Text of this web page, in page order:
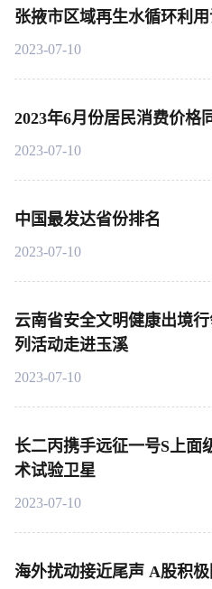
张掖市区域再生水循环利
2023-07-10
2023年6月份居民消费价格
2023-07-10
中国最发达省份排名
2023-07-10
云南省安全文明健康出境
列活动走进玉溪
2023-07-10
长二丙携手远征一号S上面
术试验卫星
2023-07-10
海外扰动接近尾声 A股积